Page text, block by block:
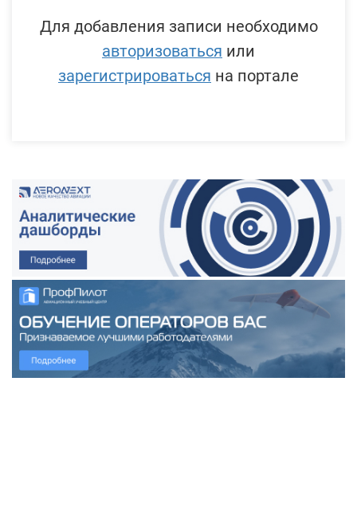
Для добавления записи необходимо
авторизоваться или
зарегистрироваться на портале